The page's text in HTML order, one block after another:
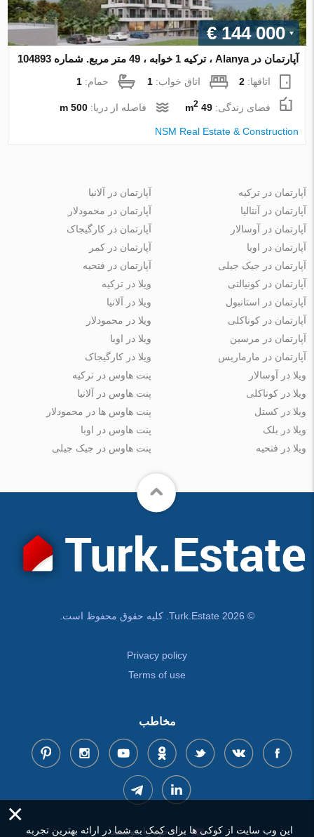
€ 144 000
آپارتمان در Alanya ، ترکیه 1 خوابه ، 49 متر مربع. شماره 104893
اتاقها:2 اتاق خواب:1 حمام:1
فضای زندگی:49 m
2 فاصله از دریا:500 m
NSM Real Estate & Construction
آپارتمان در ترکیه
آپارتمان در آنتالیا
آپارتمان در آوسالار
آپارتمان در اوبا
آپارتمان در جیک جیلی
آپارتمان در آلانیا
آپارتمان در محمودلار
آپارتمان در کارگیجاک
آپارتمان در کمر
آپارتمان در فتحیه
آپارتمان در کونیالتی
آپارتمان در استانبول
آپارتمان در کوناکلی
آپارتمان در مرسین
آپارتمان در مارماریس
ویلا در ترکیه
ویلا در آلانیا
ویلا در محمودلار
ویلا در اوبا
ویلا در کارگیجاک
ویلا در آوسالار
ویلا در کوناکلی
ویلا در کستل
ویلا در بلک
ویلا در فتحیه
پنت هاوس در ترکیه
پنت هاوس در آلانیا
پنت هاوس ها در محمودلار
پنت هاوس در اوبا
پنت هاوس در جیک جیلی
© Turk.Estate 2026. کلیه حقوق محفوظ است.
Privacy policy
Terms of use
مخاطب
پیام خود را بنویسید
×
این وب سایت از کوکی ها برای کمک به شما در ارائه بهترین تجربه